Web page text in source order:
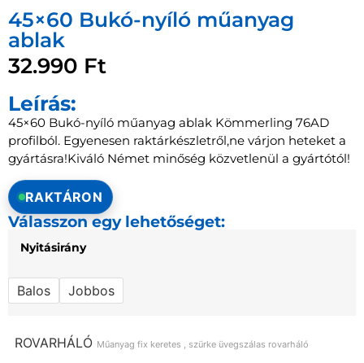
45×60 Bukó-nyíló műanyag
ablak
32.990 Ft
Leírás:
45×60 Bukó-nyíló műanyag ablak Kömmerling 76AD
profilból. Egyenesen raktárkészletről,ne várjon heteket a
gyártásra!Kiváló Német minőség közvetlenül a gyártótól!
RAKTÁRON
Válasszon egy lehetőséget:
Nyitásirány
Balos Jobbos
ROVARHÁLÓ Műanyag fix keretes , szürke üvegszálas rovarháló